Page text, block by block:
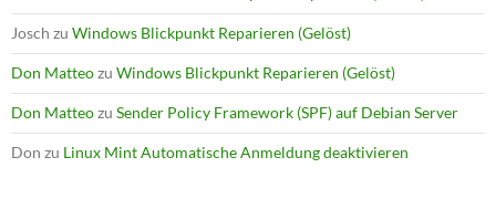
Josch zu Windows Blickpunkt Reparieren (Gelöst)
Don Matteozu Windows Blickpunkt Reparieren (Gelöst)
Don Matteozu Sender Policy Framework (SPF) auf Debian Server
Don zu Linux Mint Automatische Anmeldung deaktivieren